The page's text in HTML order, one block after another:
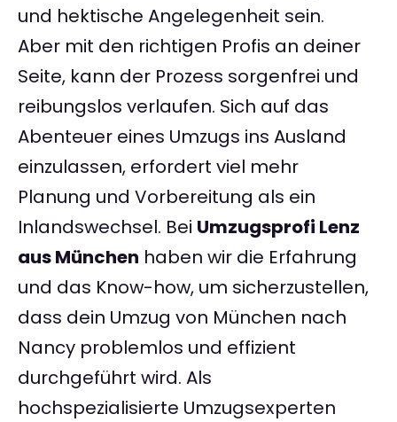
und hektische Angelegenheit sein.
Aber mit den richtigen Profis an deiner
Seite, kann der Prozess sorgenfrei und
reibungslos verlaufen. Sich auf das
Abenteuer eines Umzugs ins Ausland
einzulassen, erfordert viel mehr
Planung und Vorbereitung als ein
Inlandswechsel. Bei Umzugsprofi Lenz
aus München haben wir die Erfahrung
und das Know-how, um sicherzustellen,
dass dein Umzug von München nach
Nancy problemlos und effizient
durchgeführt wird. Als
hochspezialisierte Umzugsexperten